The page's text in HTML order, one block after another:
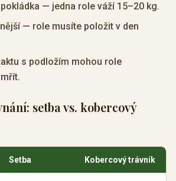
— jedna role váží 15–20 kg.
— role musíte položit v den
s podložím mohou role
setba vs. kobercový
Setba Kobercový trávník